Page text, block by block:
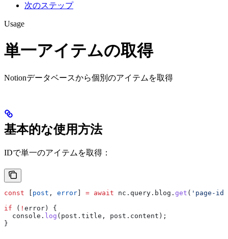
次のステップ
Usage
単一アイテムの取得
Notionデータベースから個別のアイテムを取得
基本的な使用方法
IDで単一のアイテムを取得：
const post , error = await nc . query . blog . get ( 'page-
if ( ! error ) {
  console
. log ( post . title , post . content );
}